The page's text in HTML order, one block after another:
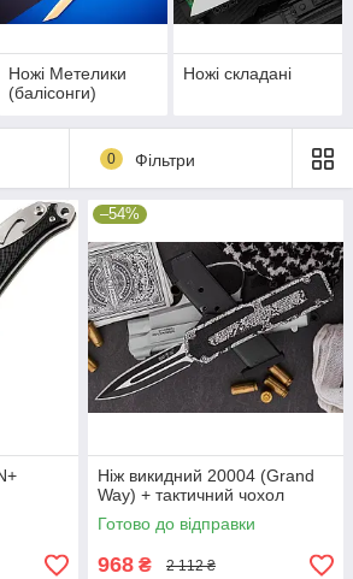
Ножі Метелики
(балісонги)
Ножі складані
0 Фільтри
–54%
Ніж викидний 20004 (Grand
Way) + тактичний чохол
Готово до відправки
968 ₴ 2 112 ₴